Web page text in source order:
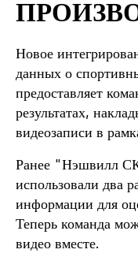
Новое
данных о
предоставляет
результатах,
видеозаписи в
Ранее "Нэшвилл
использовали два
информации для
Теперь команда
видео вместе.